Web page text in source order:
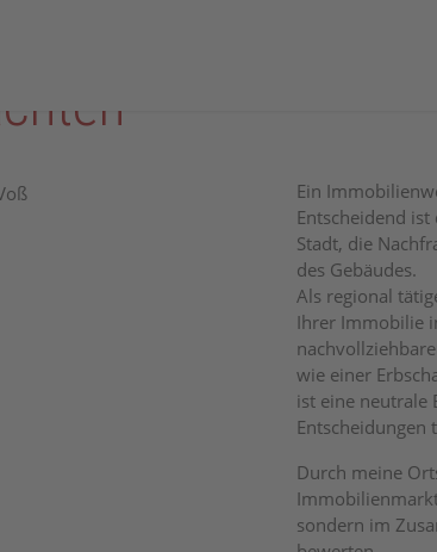
Ein
Entscheidend
Stadt, die
des Gebäudes.
Als regional
Ihrer Immobilie
wie einer
ist eine neutrale
Entscheidungen
Durch meine
sondern im